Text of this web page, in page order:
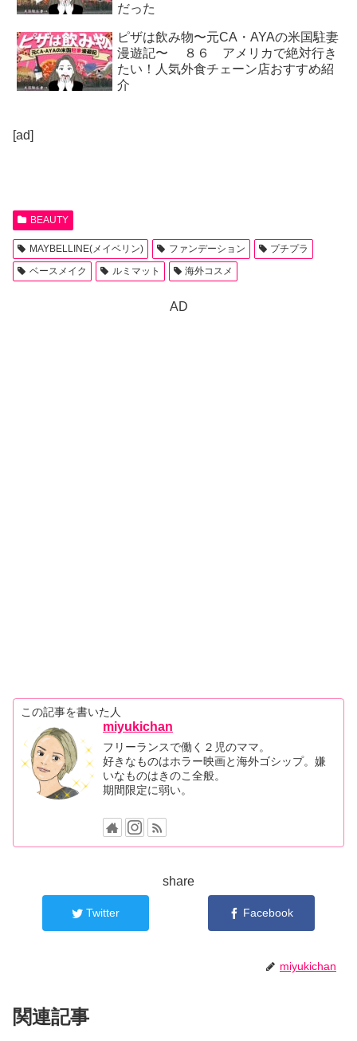
だった
ピザは飲み物〜元CA・AYAの米国駐妻
漫遊記〜 ８６ アメリカで絶対行き
たい！人気外食チェーン店おすすめ紹
介
[ad]
BEAUTY
MAYBELLINE(メイベリン) ファンデーション
プチプラ
ベースメイク
ルミマット 海外コスメ
AD
この記事を書いた人
miyukichan
フリーランスで働く２児のママ。
好きなものはホラー映画と海外ゴシップ。嫌
いなものはきのこ全般。
期間限定に弱い。
share
Twitter Facebook
miyukichan
関連記事